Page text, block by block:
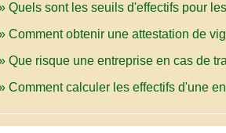
Quels sont les seuils d'effectifs pour
Comment obtenir une attestation de
Que risque une entreprise en cas de
Comment calculer les effectifs d'une